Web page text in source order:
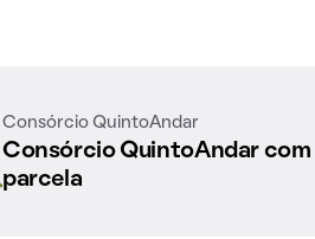
Consórcio QuintoAndar
Consórcio QuintoAndar com
parcela